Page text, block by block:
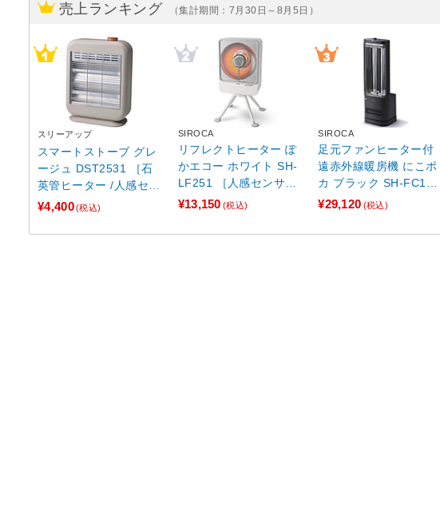
売上ランキング （集計期間：7月30日～8月5日）
スリーアップ
スマートストーブ グレ
ージュ DST2531 ［石
英管ヒーター /人感セン
サーなし］ 【864】
¥4,400(税込)
SIROCA
リフレクトヒーター ぽ
かエコー ホワイト SH-
LF251 ［人感センサー
なし /首振り機能］
¥13,150 (税込)
SIROCA
足元ファンヒーター付
遠赤外線暖房機 にこポ
カ ブラック SH-FC151
K ［人感センサー付
¥29,120 (税込)